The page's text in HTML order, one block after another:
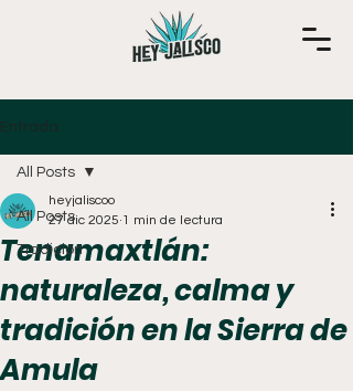
Entrada
All Posts
Tradición
All Posts
Tenamaxtlán:
naturaleza, calma y
tradición en la Sierra de
Amula
heyjaliscoo
27 dic 2025 1 min de lectura